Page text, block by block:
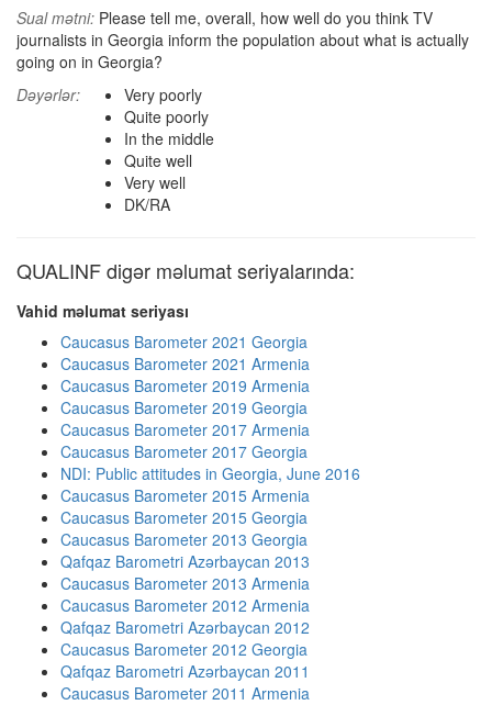
Sual mətni: Please tell me, overall, how well do you think TV
journalists in Georgia inform the population about what is actually
going on in Georgia?
Dəyərlər:
Very poorly
Quite poorly
In the middle
Quite well
Very well
DK/RA
QUALINF digər məlumat seriyalarında:
Vahid məlumat seriyası
Caucasus Barometer 2021 Georgia
Caucasus Barometer 2021 Armenia
Caucasus Barometer 2019 Armenia
Caucasus Barometer 2019 Georgia
Caucasus Barometer 2017 Armenia
Caucasus Barometer 2017 Georgia
NDI: Public attitudes in Georgia, June 2016
Caucasus Barometer 2015 Armenia
Caucasus Barometer 2015 Georgia
Caucasus Barometer 2013 Georgia
Qafqaz Barometri Azərbaycan 2013
Caucasus Barometer 2013 Armenia
Caucasus Barometer 2012 Armenia
Qafqaz Barometri Azərbaycan 2012
Caucasus Barometer 2012 Georgia
Qafqaz Barometri Azərbaycan 2011
Caucasus Barometer 2011 Armenia